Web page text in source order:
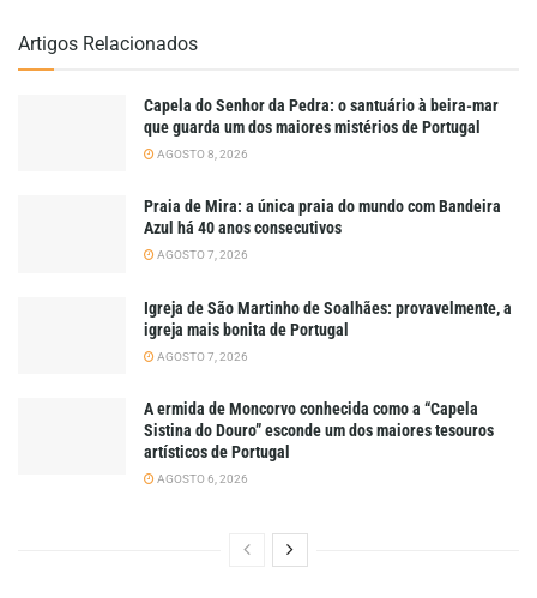
Artigos Relacionados
Capela do Senhor da Pedra: o santuário à beira-mar
que guarda um dos maiores mistérios de Portugal
AGOSTO 8, 2026
Praia de Mira: a única praia do mundo com Bandeira
Azul há 40 anos consecutivos
AGOSTO 7, 2026
Igreja de São Martinho de Soalhães: provavelmente, a
igreja mais bonita de Portugal
AGOSTO 7, 2026
A ermida de Moncorvo conhecida como a “Capela
Sistina do Douro” esconde um dos maiores tesouros
artísticos de Portugal
AGOSTO 6, 2026